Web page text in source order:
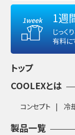
1週
じっく
有料に
トップ
COOLEXとは
コンセプト 冷
製品一覧